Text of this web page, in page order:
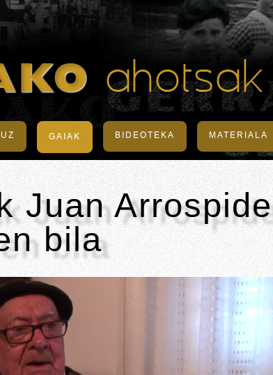
GAIAK BIDEOTEKA MATERIALA
Juan Arrospide
bila